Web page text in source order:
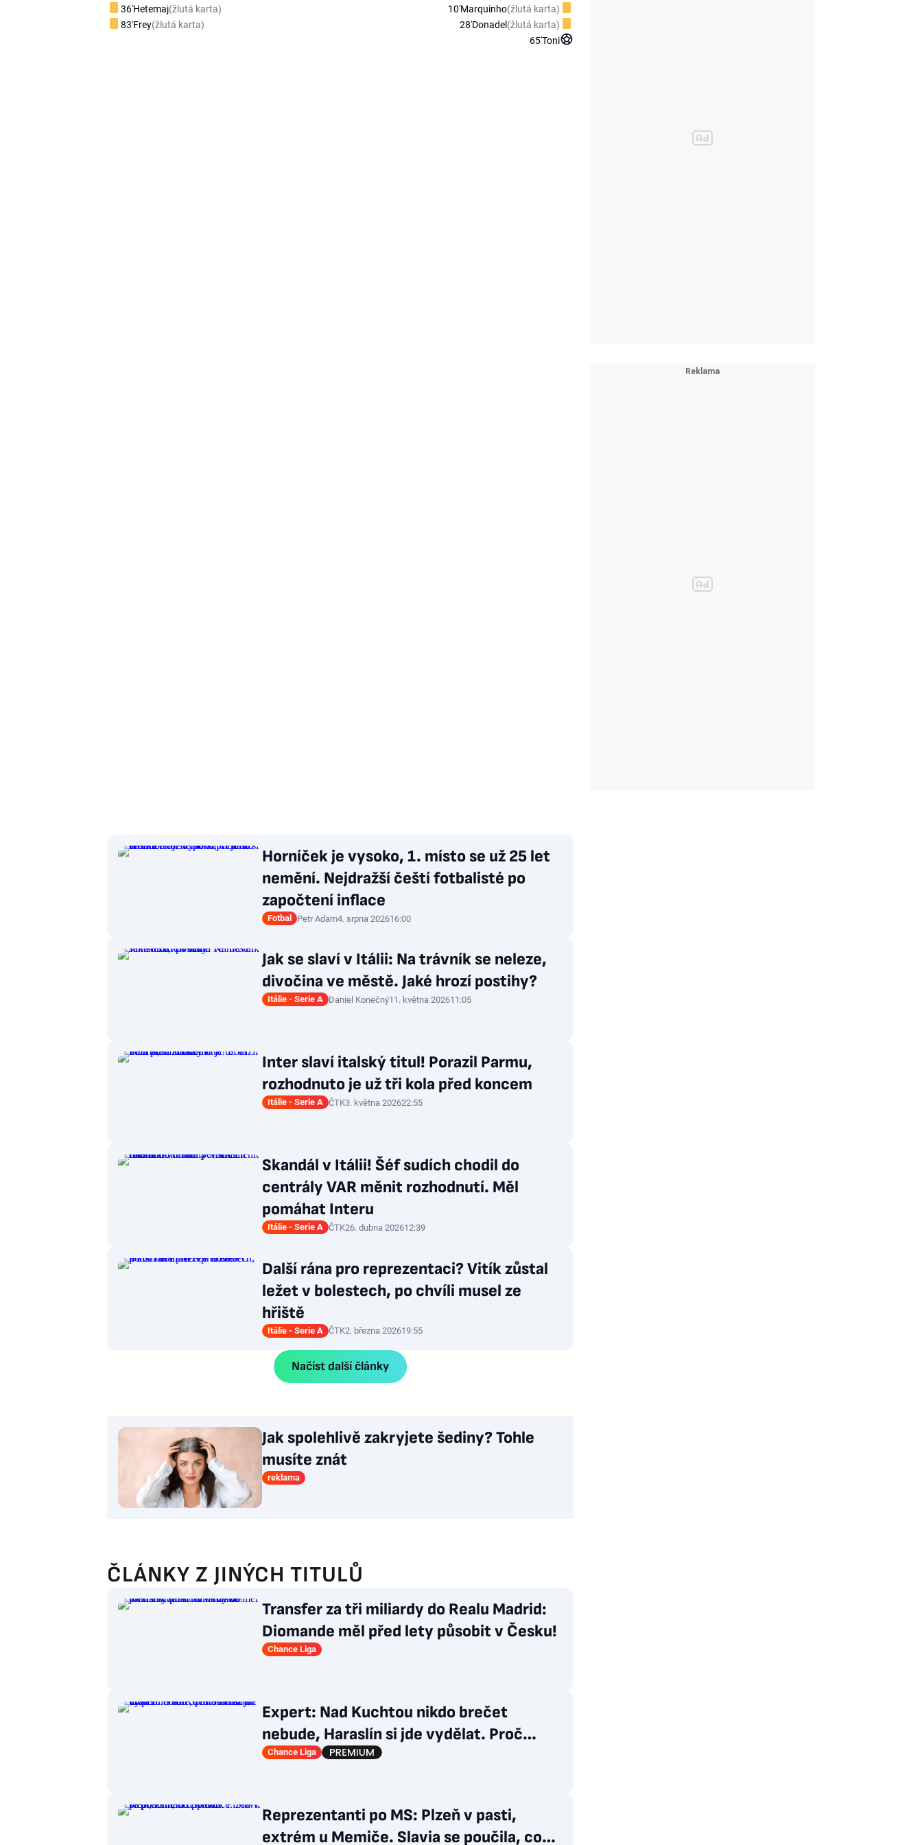
36'Hetemaj(žlutá karta)
83'Frey(žlutá karta)
10'Marquinho(žlutá karta)
28'Donadel(žlutá karta)
65'Toni
Horníček je vysoko, 1. místo se už 25 let
nemění. Nejdražší čeští fotbalisté po
započtení inflace
Fotbal Petr Adam4. srpna 202616:00
Jak se slaví v Itálii: Na trávník se neleze,
divočina ve městě. Jaké hrozí postihy?
Itálie - Serie A Daniel Konečný11. května 202611:05
Inter slaví italský titul! Porazil Parmu,
rozhodnuto je už tři kola před koncem
Itálie - Serie A ČTK3. května 202622:55
Skandál v Itálii! Šéf sudích chodil do
centrály VAR měnit rozhodnutí. Měl
pomáhat Interu
Itálie - Serie A ČTK26. dubna 202612:39
Další rána pro reprezentaci? Vitík zůstal
ležet v bolestech, po chvíli musel ze
hřiště
Itálie - Serie A ČTK2. března 202619:55
Načíst další články
Jak spolehlivě zakryjete šediny? Tohle
musíte znát
reklama
ČLÁNKY Z JINÝCH TITULŮ
Transfer za tři miliardy do Realu Madrid:
Diomande měl před lety působit v Česku!
Chance Liga
Expert: Nad Kuchtou nikdo brečet
nebude, Haraslín si jde vydělat. Proč
Sparta nemá na titul?
Chance Liga
Reprezentanti po MS: Plzeň v pasti,
extrém u Memiče. Slavia se poučila, co